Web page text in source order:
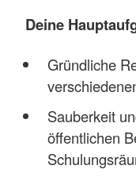
Deine
Gründliche
Sauberkeit
öffentlichen